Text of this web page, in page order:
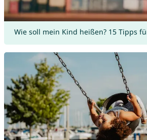
Wie soll mein Kind heißen? 15 Tipps